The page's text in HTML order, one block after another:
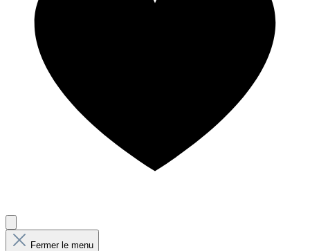
Fermer le menu